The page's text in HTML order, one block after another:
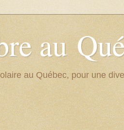
au
au Québec, pour une